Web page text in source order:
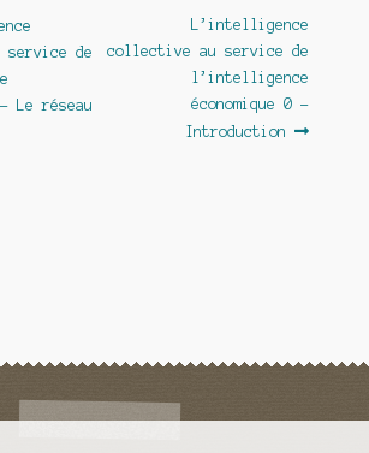
de
Le réseau
Article
suivant :
L’intelligence
collective au service de
l’intelligence
économique 0 –
Introduction